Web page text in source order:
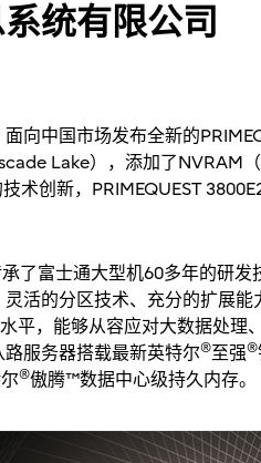
统有限公司
向中国市场发布全新的
Lake），添加了NVRAM
术创新，PRIMEQUEST
了富士通大型机60多年的研
活的分区技术、充分的扩展
平，能够从容应对大数据处理
服务器搭载最新英特尔®至强®
®傲腾™数据中心级持久内存。